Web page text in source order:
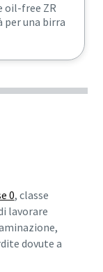
oil-free ZR
per una birra
0, classe
lavorare
dovute a